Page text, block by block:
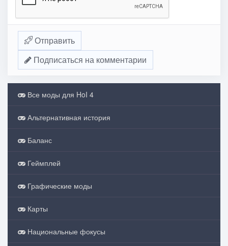
Отправить
Подписаться на комментарии
Все моды для HoI 4
Альтернативная история
Баланс
Геймплей
Графические моды
Карты
Национальные фокусы